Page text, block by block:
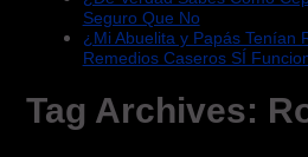
Seguro Que No
¿Mi Abuelita y Papás Tenían
Remedios Caseros SÍ
Tag Archives: